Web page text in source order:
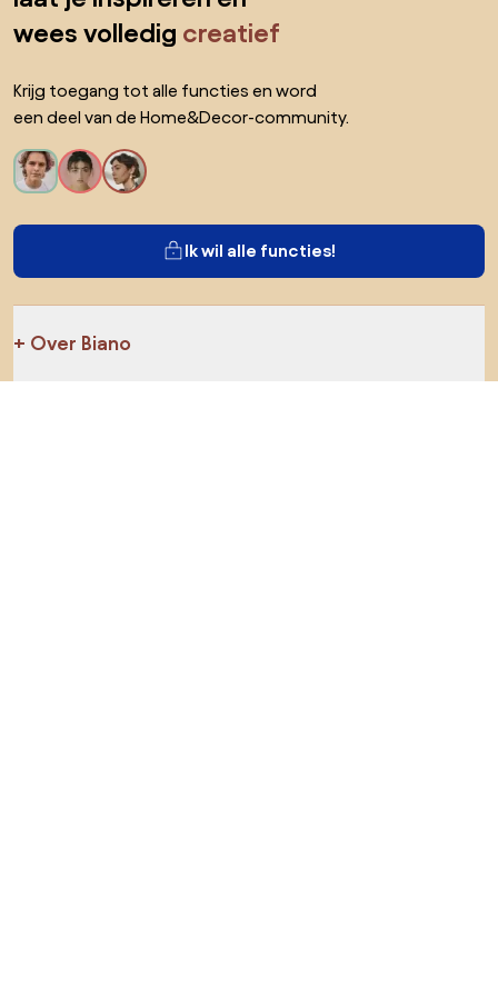
wees volledig creatief
Krijg toegang tot alle functies en word
een deel van de Home&Decor-community.
Ik wil alle functies!
Over Biano